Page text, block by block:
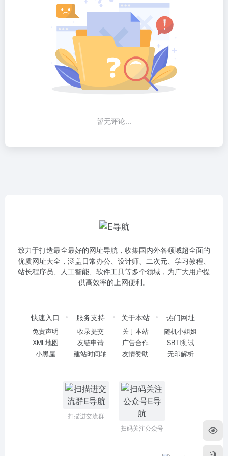
暂无评论...
致力于打造最全最好的网址导航，收集国内外各领域超全面的
优质网址大全，涵盖日常办公、设计师、二次元、学习教程、
站长程序员、人工智能、软件工具等多个领域，为广大用户提
供高效率的上网便利。
快速入口
免责声明
XML地图
小黑屋
服务支持
收录提交
友链申请
建站时间轴
关于本站
关于本站
广告合作
友情赞助
热门网址
随机小姐姐
SBTI测试
无印解析
扫描进交流群
扫码关注公众号